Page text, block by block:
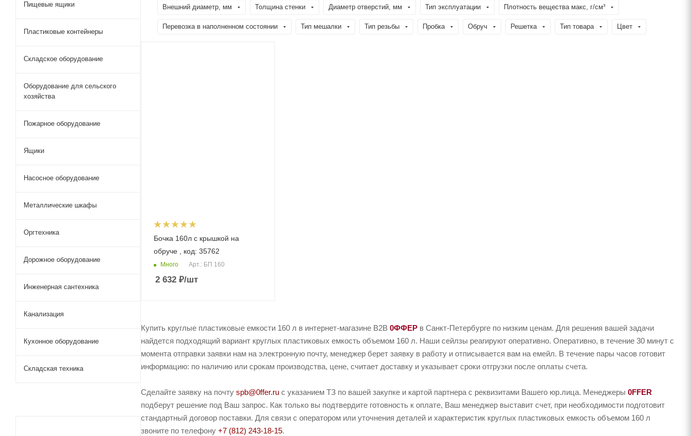
Внешний диаметр, мм Толщина стенки Диаметр отверстий, мм Тип эксплуатации Плотность вещества макс, г/см³
Перевозка в наполненном состоянии Тип мешалки Тип резьбы Пробка Обруч Решетка Тип товара Цвет
Бочка 160л с крышкой на
обруче , код: 35762
Много Арт.: БП 160
2 632 ₽/шт
Купить круглые пластиковые емкости 160 л в интернет-магазине B2B 0ФФЕР в Санкт-Петербурге по низким ценам. Для решения вашей задачи
найдется подходящий вариант круглых пластиковых емкость объемом 160 л. Наши сейлзы реагируют оперативно. Оперативно, в течение 30 минут с
момента отправки заявки нам на электронную почту, менеджер берет заявку в работу и отписывается вам на емейл. В течение пары часов готовит
информацию: по наличию или срокам производства, цене, считает доставку и указывает сроки отгрузки после оплаты счета.
Сделайте заявку на почту spb@0ffer.ru с указанием ТЗ по вашей закупке и картой партнера с реквизитами Вашего юр.лица. Менеджеры 0FFER
подберут решение под Ваш запрос. Как только вы подтвердите готовность к оплате, Ваш менеджер выставит счет, при необходимости подготовит
стандартный договор поставки. Для связи с оператором или уточнения деталей и характеристик круглых пластиковых емкость объемом 160 л
звоните по телефону +7 (812) 243-18-15.
Пищевые ящики
Пластиковые контейнеры
Складское оборудование
Оборудование для сельского
хозяйства
Пожарное оборудование
Ящики
Насосное оборудование
Металлические шкафы
Оргтехника
Дорожное оборудование
Инженерная сантехника
Канализация
Кухонное оборудование
Складская техника